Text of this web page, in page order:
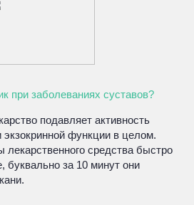
при заболеваниях суставов?
подавляет активность
функции в целом.
средства быстро
буквально за 10 минут они